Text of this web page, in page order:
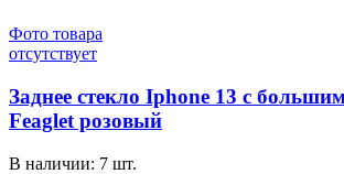
Фото товара
отсутствует
Заднее стекло Iphone 13 с
Feaglet розовый
В наличии: 7 шт.